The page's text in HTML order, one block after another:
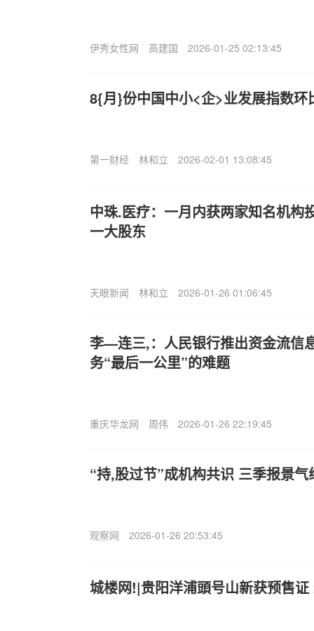
伊秀女性网 高建国 2026-01-25 02:13:45
8{月}份中国中小<企>业发展指数环
第一财经 林和立 2026-02-01 13:08:45
中珠.医疗：一月内获两家知名机构
一大股东
天眼新闻 林和立 2026-01-26 01:06:45
李—连三,：人民银行推出资金流信
务“最后一公里”的难题
重庆华龙网 周伟 2026-01-26 22:19:45
“持,股过节”成机构共识 三季报景气
观察网 2026-01-26 20:53:45
城楼网!|贵阳洋浦頭号山新获预售